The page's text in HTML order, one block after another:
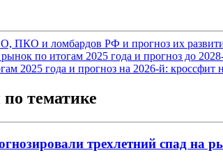
ПКО и ломбардов РФ и прогноз их
по итогам 2025 года и прогноз до 2028-
2025 года и прогноз на 2026-й: кроссфит
тематике
трехлетний спад на